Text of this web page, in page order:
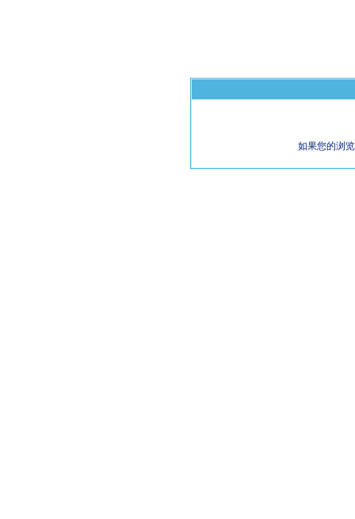
如果您的浏